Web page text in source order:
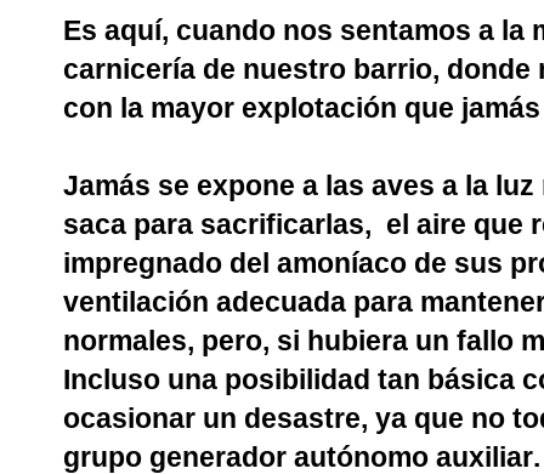
Es aquí, cuando nos sentamos a la
carnicería de nuestro barrio,
con la mayor explotación que
Jamás se expone a las aves a la
saca para sacrificarlas, el aire que
impregnado del amoníaco de sus
ventilación adecuada para
normales, pero, si hubiera un fallo
Incluso una posibilidad tan básica
ocasionar un desastre, ya que no
grupo generador autónomo auxiliar.